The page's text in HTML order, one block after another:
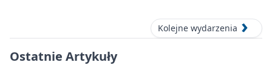
Kolejne wydarzenia
Ostatnie Artykuły